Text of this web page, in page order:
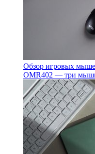
Обзор игровых
OMR402 — три